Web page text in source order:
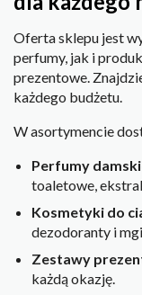
Oferta sklepu jest
perfumy, jak i
prezentowe.
każdego budżetu.
W asortymencie
Perfumy
toaletowe,
Kosmetyki do
dezodoranty i
Zestawy
każdą okazję.